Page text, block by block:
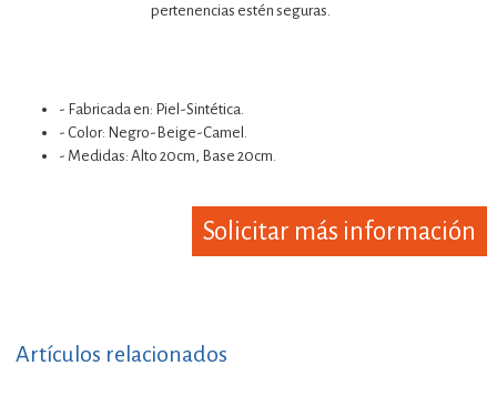
pertenencias estén seguras.
- Fabricada en: Piel-Sintética.
- Color: Negro-Beige-Camel.
- Medidas: Alto 20cm, Base 20cm.
Solicitar más información
Artículos relacionados